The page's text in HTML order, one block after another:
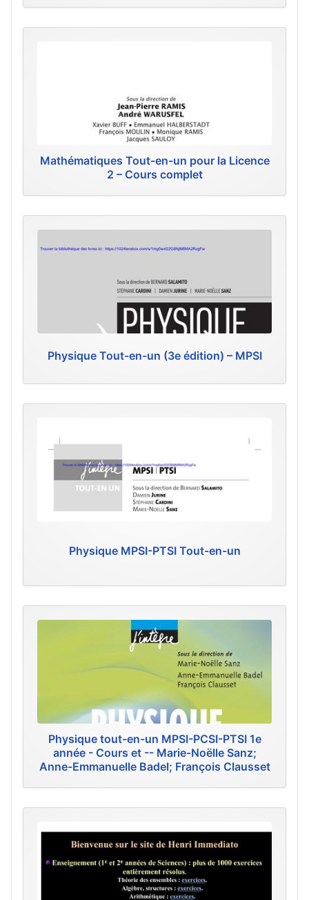
Mathématiques Tout-en-un pour la Licence
2 – Cours complet
Physique Tout-en-un (3e édition) – MPSI
Physique MPSI-PTSI Tout-en-un
Physique tout-en-un MPSI-PCSI-PTSI 1e
année - Cours et -- Marie-Noëlle Sanz;
Anne-Emmanuelle Badel; François Clausset